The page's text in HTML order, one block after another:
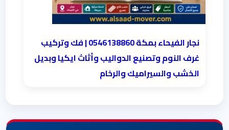
نجار الفيحاء بمكة 0546138860⁩ | فك وتركيب
غرف النوم وتصنيع الدواليب وأثاث ايكيا وبديل
الخشب والسيراميك والرخام